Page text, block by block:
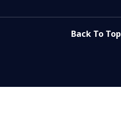
Back To Top